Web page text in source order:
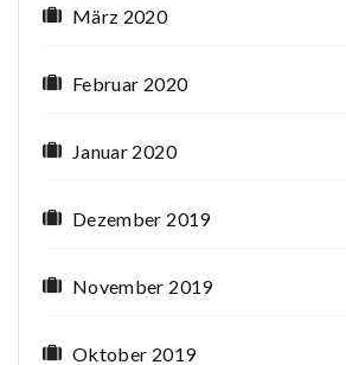
März 2020
Februar 2020
Januar 2020
Dezember 2019
November 2019
Oktober 2019